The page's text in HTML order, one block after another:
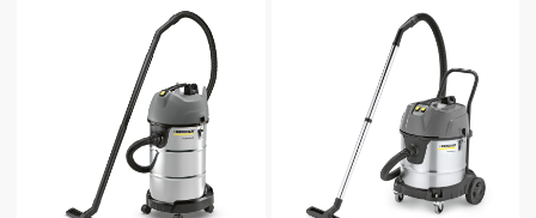
ΥΠΗΡΕΣΙΕΣ-ΝΕΑ-ΛΥΣΕΙΣ